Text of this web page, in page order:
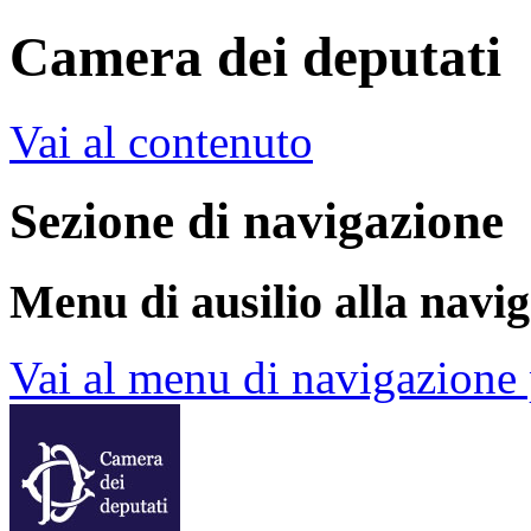
Camera dei deputati
Vai al contenuto
Sezione di navigazione
Menu di ausilio alla
Vai al menu di